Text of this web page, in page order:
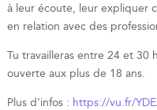
à leur écoute, leur expliquer
en relation avec des
Tu travailleras entre 24 et 30
ouverte aux plus de 18 ans.
Plus d’infos : https://vu.fr/